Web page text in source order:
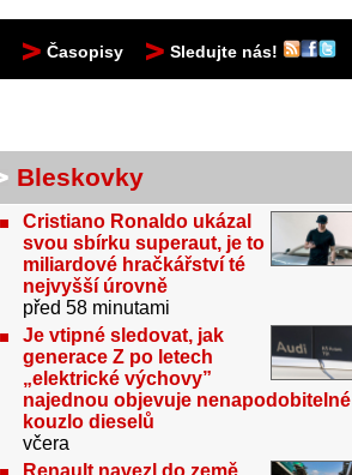
Časopisy Sledujte nás!
Bleskovky
Cristiano Ronaldo ukázal
svou sbírku superaut, je to
miliardové hračkářství té
nejvyšší úrovně
před 58 minutami
Je vtipné sledovat, jak
generace Z po letech
„elektrické výchovy”
najednou objevuje nenapodobitelné
kouzlo dieselů
včera
Renault navezl do země